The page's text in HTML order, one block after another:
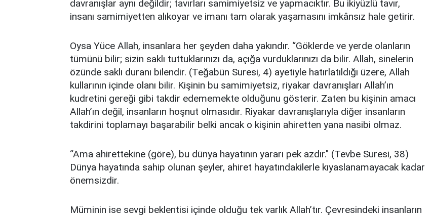
davranışlar aynı değildir; tavırları samimiyetsiz ve yapmacıktır. Bu ikiyüzlü tavır,
insanı samimiyetten alıkoyar ve imanı tam olarak yaşamasını imkânsız hale getirir.
Oysa Yüce Allah, insanlara her şeyden daha yakındır. “Göklerde ve yerde olanların
tümünü bilir; sizin saklı tuttuklarınızı da, açığa vurduklarınızı da bilir. Allah, sinelerin
özünde saklı duranı bilendir. (Teğabün Suresi, 4) ayetiyle hatırlatıldığı üzere, Allah
kullarının içinde olanı bilir. Kişinin bu samimiyetsiz, riyakar davranışları Allah’ın
kudretini gereği gibi takdir edememekte olduğunu gösterir. Zaten bu kişinin amacı
Allah’ın değil, insanların hoşnut olmasıdır. Riyakar davranışlarıyla diğer insanların
takdirini toplamayı başarabilir belki ancak o kişinin ahiretten yana nasibi olmaz.
“Ama ahirettekine (göre), bu dünya hayatının yararı pek azdır." (Tevbe Suresi, 38)
Dünya hayatında sahip olunan şeyler, ahiret hayatındakilerle kıyaslanamayacak kadar
önemsizdir.
Müminin ise sevgi beklentisi içinde olduğu tek varlık Allah’tır. Çevresindeki insanların